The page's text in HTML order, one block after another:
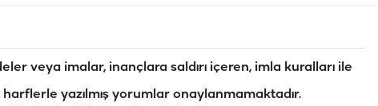
veya imalar, inançlara saldırı içeren, imla kuralları ile
yazılmış yorumlar onaylanmamaktadır.